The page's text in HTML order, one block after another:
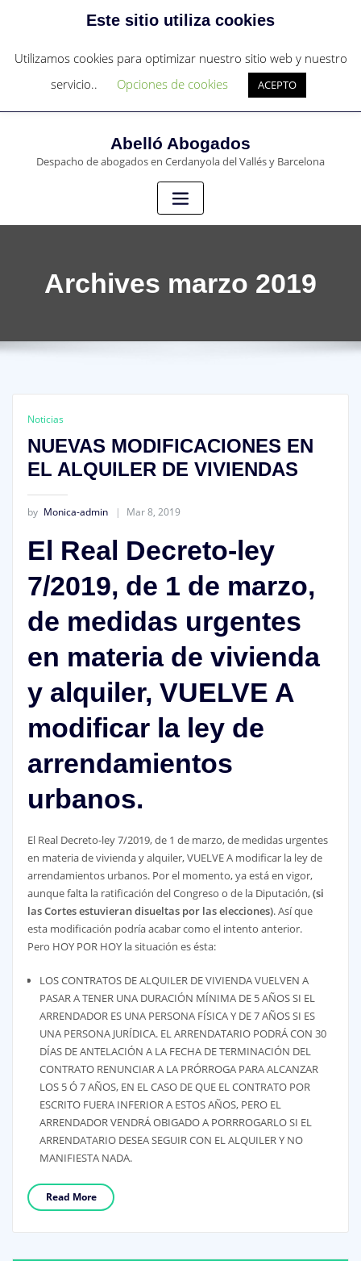
c/Sant Francesc nº 4 - Cerdanyola del Vallés
+34 931273836
abello@abello-abogados.com
Abelló Abogados
Despacho de abogados en Cerdanyola del Vallés y Barcelona
Archives marzo 2019
Noticias
NUEVAS MODIFICACIONES EN
EL ALQUILER DE VIVIENDAS
by Monica-admin Mar 8, 2019
El Real Decreto-ley
7/2019, de 1 de marzo,
de medidas urgentes
en materia de vivienda
y alquiler, VUELVE A
modificar la ley de
arrendamientos
urbanos.
El Real Decreto-ley 7/2019, de 1 de marzo, de medidas urgentes
en materia de vivienda y alquiler, VUELVE A modificar la ley de
arrendamientos urbanos. Por el momento, ya está en vigor,
aunque falta la ratificación del Congreso o de la Diputación,(si
las Cortes estuvieran disueltas por las elecciones). Así que
esta modificación podría acabar como el intento anterior.
Pero HOY POR HOY la situación es ésta:
LOS CONTRATOS DE ALQUILER DE VIVIENDA VUELVEN A
PASAR A TENER UNA DURACIÓN MÍNIMA DE 5 AÑOS SI EL
ARRENDADOR ES UNA PERSONA FÍSICA Y DE 7 AÑOS SI ES
UNA PERSONA JURÍDICA. EL ARRENDATARIO PODRÁ CON 30
DÍAS DE ANTELACIÓN A LA FECHA DE TERMINACIÓN DEL
CONTRATO RENUNCIAR A LA PRÓRROGA PARA ALCANZAR
LOS 5 Ó 7 AÑOS, EN EL CASO DE QUE EL CONTRATO POR
ESCRITO FUERA INFERIOR A ESTOS AÑOS, PERO EL
ARRENDADOR VENDRÁ OBIGADO A PORRROGARLO SI EL
ARRENDATARIO DESEA SEGUIR CON EL ALQUILER Y NO
MANIFIESTA NADA.
Read More
Este sitio utiliza cookies
Utilizamos cookies para optimizar nuestro sitio web y nuestro
servicio..
Opciones de cookies ACEPTO